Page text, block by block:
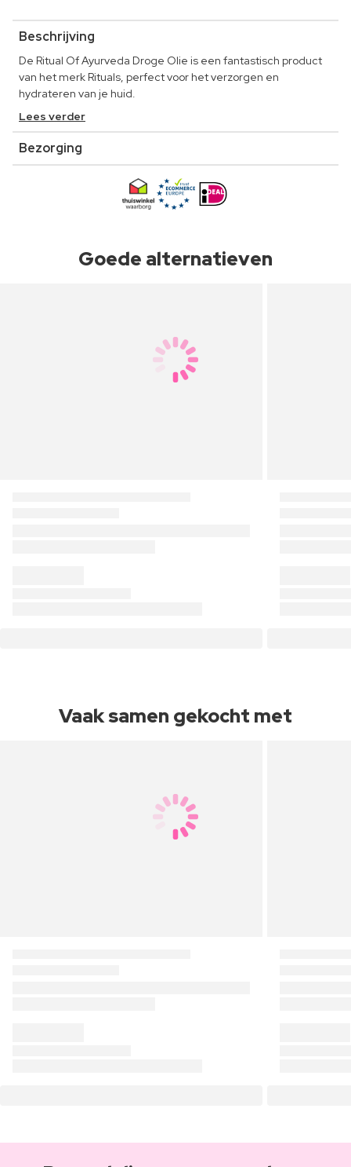
Beschrijving
De Ritual Of Ayurveda Droge Olie is een fantastisch product
van het merk Rituals, perfect voor het verzorgen en
hydrateren van je huid.
Lees verder
Bezorging
Goede alternatieven
Vaak samen gekocht met